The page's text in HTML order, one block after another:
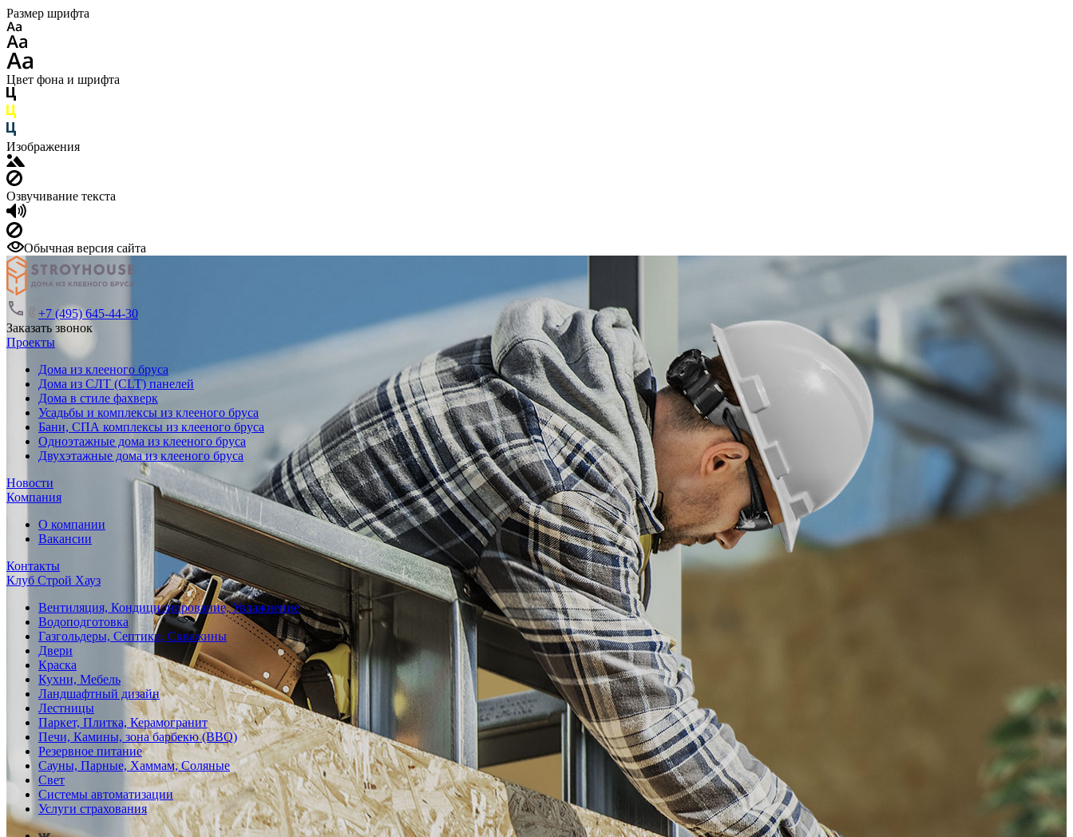
Размер шрифта
Цвет фона и шрифта
Изображения
Озвучивание текста
Обычная версия сайта
+7 (495) 645-44-30
Заказать звонок
Проекты
Дома из клееного бруса
Дома из СЛТ (CLT) панелей
Дома в стиле фахверк
Усадьбы и комплексы из клееного бруса
Бани, СПА комплексы из клееного бруса
Одноэтажные дома из клееного бруса
Двухэтажные дома из клееного бруса
Новости
Компания
О компании
Вакансии
Контакты
Клуб Строй Хауз
Вентиляция, Кондиционирование, Увлажнение
Водоподготовка
Газгольдеры, Септики, Скважины
Двери
Краска
Кухни, Мебель
Ландшафтный дизайн
Лестницы
Паркет, Плитка, Керамогранит
Печи, Камины, зона барбекю (BBQ)
Резервное питание
Сауны, Парные, Хаммам, Соляные
Свет
Системы автоматизации
Услуги страхования